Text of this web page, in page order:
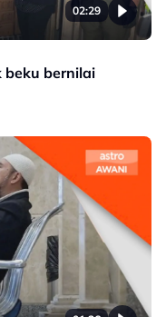
02:29
beku bernilai